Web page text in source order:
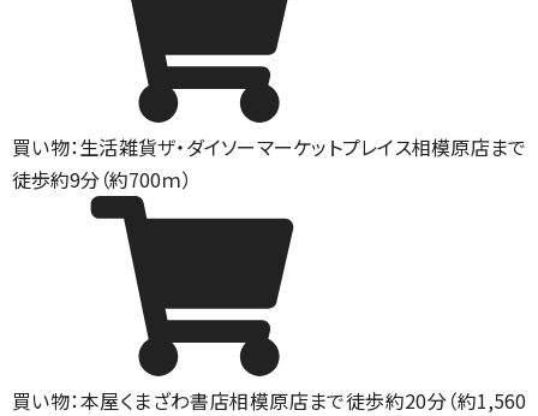
買い物：生活雑貨ザ・ダイソーマーケットプレイス相模原店まで
徒歩約9分（約700ｍ）
買い物：本屋くまざわ書店相模原店まで徒歩約20分（約1,560